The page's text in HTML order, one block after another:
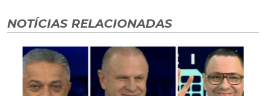
NOTÍCIAS RELACIONADAS